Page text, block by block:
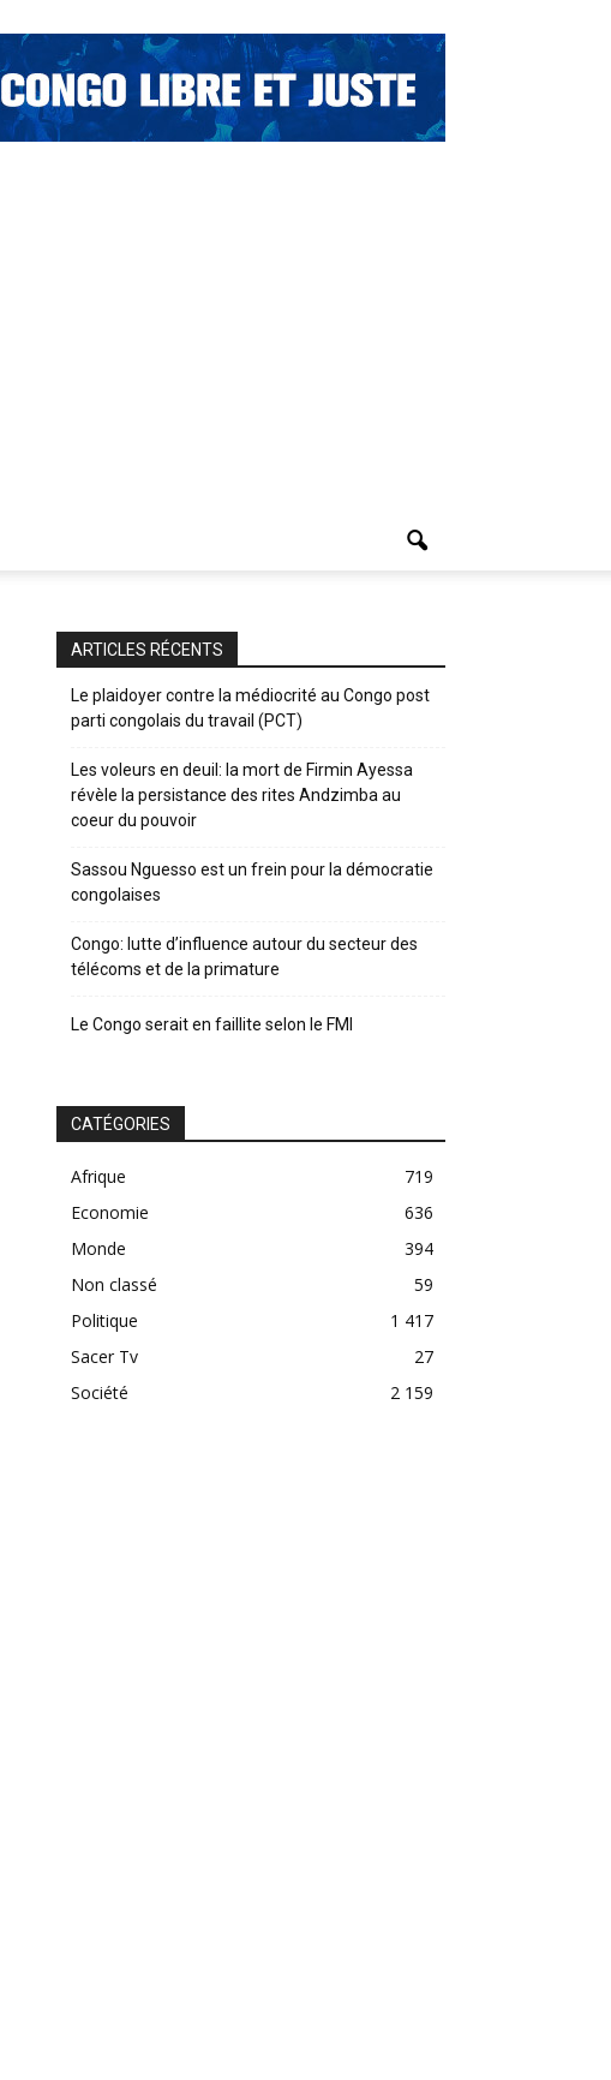
ARTICLES RÉCENTS
Le plaidoyer contre la médiocrité au Congo post
parti congolais du travail (PCT)
Les voleurs en deuil: la mort de Firmin Ayessa
révèle la persistance des rites Andzimba au
coeur du pouvoir
Sassou Nguesso est un frein pour la démocratie
congolaises
Congo: lutte d’influence autour du secteur des
télécoms et de la primature
Le Congo serait en faillite selon le FMI
CATÉGORIES
Afrique
719
Economie
636
Monde
394
Non classé
59
Politique
1 417
Sacer Tv
27
Société
2 159